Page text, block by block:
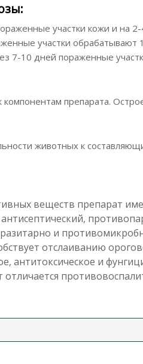
участки кожи и на
участки
7-10 дней пораженные
препарата.
животных к
веществ препарат
антисептический,
и
отслаиванию
антитоксическое и
отличается